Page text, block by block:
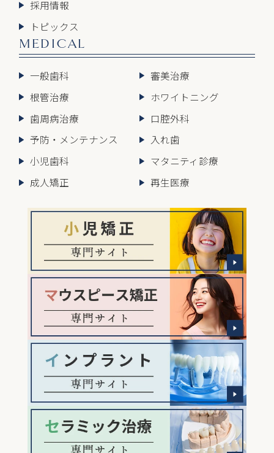
採用情報
トピックス
MEDICAL
一般歯科
根管治療
歯周病治療
予防・メンテナンス
小児歯科
成人矯正
審美治療
ホワイトニング
口腔外科
入れ歯
マタニティ診療
再生医療